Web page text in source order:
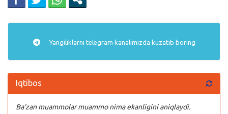
Yangiliklarni telegram kanalimizda kuzatib boring
Iqtibos
Ba’zan muammolar muammo nima ekanligini aniqlaydi.